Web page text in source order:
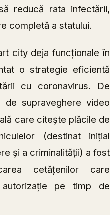
reducă rata infectării,
completă a statului.
city deja funcționale în
o strategie eficientă
cu coronavirus. De
supraveghere video
care citește plăcile de
(destinat inițial
și a criminalității) a fost
cetățenilor care
pe timp de